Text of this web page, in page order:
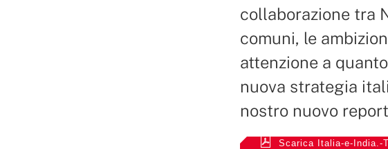
collaborazione tra
comuni, le
attenzione a
nuova strategia
nostro nuovo report
Scarica Italia-e-India.-